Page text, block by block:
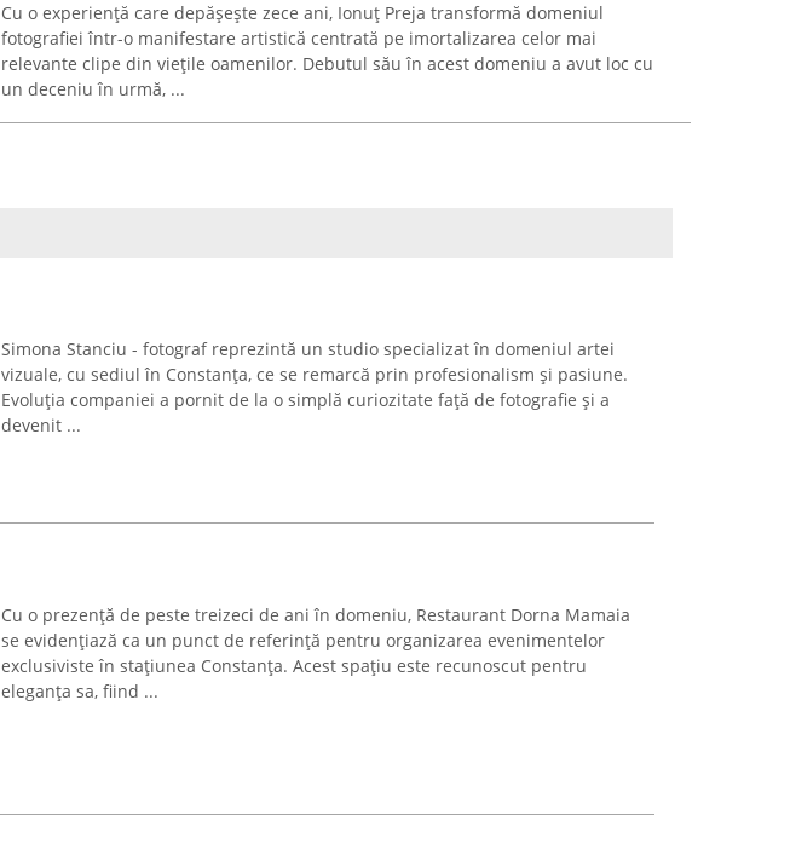
Cu o experiență care depășește zece ani, Ionuț Preja transformă domeniul
fotografiei într-o manifestare artistică centrată pe imortalizarea celor mai
relevante clipe din viețile oamenilor. Debutul său în acest domeniu a avut loc cu
un deceniu în urmă, ...
Simona Stanciu - fotograf reprezintă un studio specializat în domeniul artei
vizuale, cu sediul în Constanța, ce se remarcă prin profesionalism și pasiune.
Evoluția companiei a pornit de la o simplă curiozitate față de fotografie și a
devenit ...
Cu o prezență de peste treizeci de ani în domeniu, Restaurant Dorna Mamaia
se evidențiază ca un punct de referință pentru organizarea evenimentelor
exclusiviste în stațiunea Constanța. Acest spațiu este recunoscut pentru
eleganța sa, fiind ...